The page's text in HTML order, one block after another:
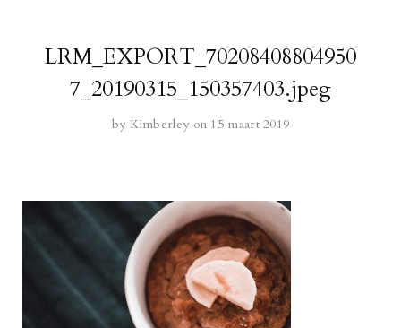
LRM_EXPORT_70208408804950
7_20190315_150357403.jpeg
by Kimberley on 15 maart 2019